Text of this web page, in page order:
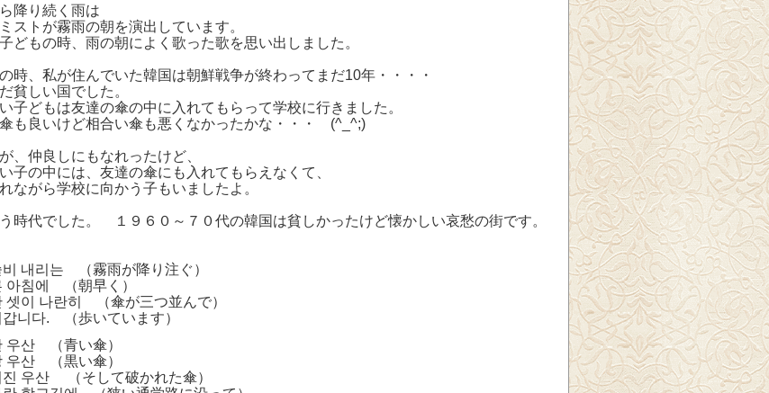
降り続く雨は
ストが霧雨の朝を演出しています。
どもの時、雨の朝によく歌った歌を思い出しました。
時、私が住んでいた韓国は朝鮮戦争が終わってまだ10年・・・・
貧しい国でした。
子どもは友達の傘の中に入れてもらって学校に行きました。
も良いけど相合い傘も悪くなかったかな・・・ (^_^;)
、仲良しにもなれったけど、
子の中には、友達の傘にも入れてもらえなくて、
ながら学校に向かう子もいましたよ。
時代でした。 １９６０～７０代の韓国は貧しかったけど懐かしい哀愁の街です。
내리는 （霧雨が降り注ぐ）
아침에 （朝早く）
셋이 나란히 （傘が三つ並んで）
니다. （歩いています）
우산 （青い傘）
우산 （黒い傘）
우산 （そして破かれた傘）